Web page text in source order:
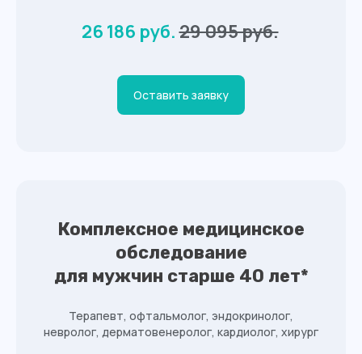
26 186 руб.29 095 руб.
Оставить заявку
Комплексное медицинское
обследование
для мужчин старше 40 лет*
Терапевт, офтальмолог, эндокринолог,
невролог, дерматовенеролог, кардиолог, хирург